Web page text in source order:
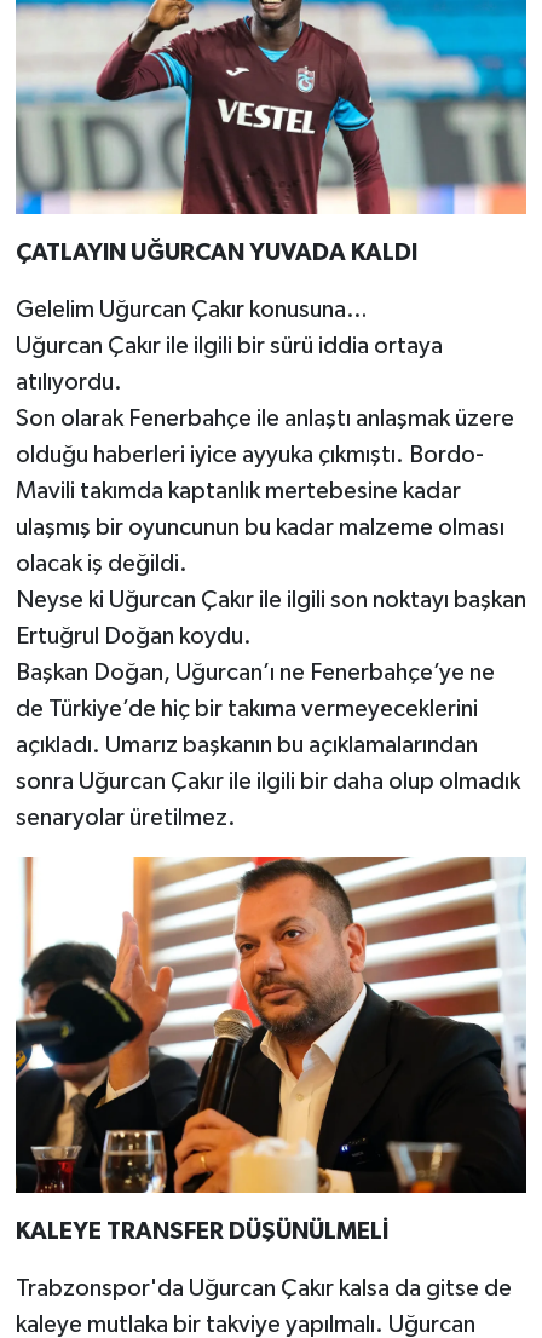
ÇATLAYIN UĞURCAN YUVADA KALDI
Gelelim Uğurcan Çakır konusuna…
Uğurcan Çakır ile ilgili bir sürü iddia ortaya
atılıyordu.
Son olarak Fenerbahçe ile anlaştı anlaşmak üzere
olduğu haberleri iyice ayyuka çıkmıştı. Bordo-
Mavili takımda kaptanlık mertebesine kadar
ulaşmış bir oyuncunun bu kadar malzeme olması
olacak iş değildi.
Neyse ki Uğurcan Çakır ile ilgili son noktayı başkan
Ertuğrul Doğan koydu.
Başkan Doğan, Uğurcan’ı ne Fenerbahçe’ye ne
de Türkiye’de hiç bir takıma vermeyeceklerini
açıkladı. Umarız başkanın bu açıklamalarından
sonra Uğurcan Çakır ile ilgili bir daha olup olmadık
senaryolar üretilmez.
KALEYE TRANSFER DÜŞÜNÜLMELİ
Trabzonspor'da Uğurcan Çakır kalsa da gitse de
kaleye mutlaka bir takviye yapılmalı. Uğurcan